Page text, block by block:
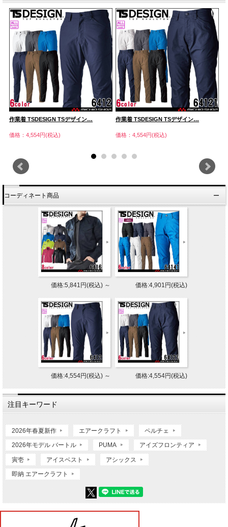
作業着 TSDESIGN TSデザイン…
価格：4,554円(税込)
作業着 TSDESIGN TSデザイン…
価格：4,554円(税込)
コーディネート商品
価格:5,841円(税込)～ 価格:4,901円(税込)
価格:4,554円(税込)～ 価格:4,554円(税込)
注目キーワード
2026年春夏新作 エアークラフト ペルチェ
2026年モデル バートル PUMA アイズフロンティア
寅壱 アイスベスト アシックス
即納 エアークラフト